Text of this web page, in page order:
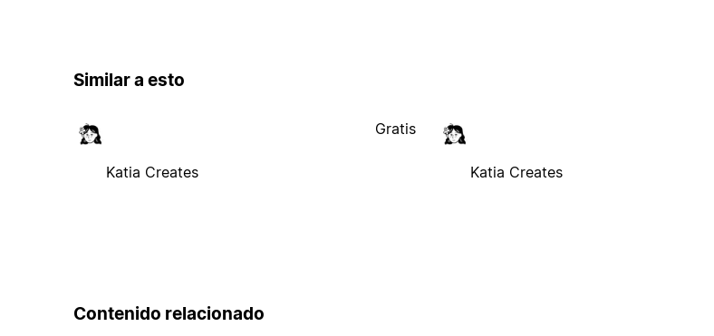
Similar a esto
Katia Creates
Gratis
Katia Creates
Contenido relacionado